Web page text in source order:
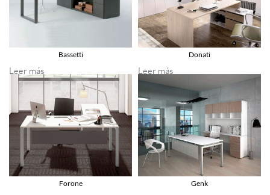
Bassetti
Leer más
Donati
Leer más
Forone Genk